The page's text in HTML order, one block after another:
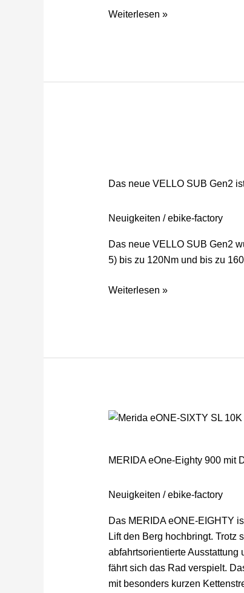
Weiterlesen »
Das neue VELLO SUB Gen2
Neuigkeiten /ebike-factory
Das neue VELLO SUB Gen2
5) bis zu 120Nm und bis zu
SUB
ist
Mit
BOSCH®
zu
Weiterlesen »
MERIDA eOne-Eighty 900 mit
Neuigkeiten /ebike-factory
Das MERIDA eONE-EIGHTY
Lift den Berg hochbringt. Trotz
abfahrtsorientierte Ausstattung
fährt sich das Rad verspielt.
mit besonders kurzen
MERIDA
900
Design
Innovation
Award
2025
ausgezeichnet